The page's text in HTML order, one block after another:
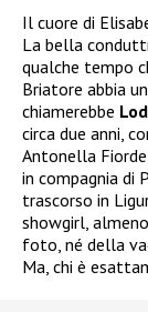
Il cuore di
La bella
qualche tempo
Briatore abbia
chiamerebbe
circa due anni,
Antonella
in compagnia di
trascorso in
showgirl,
foto, né della
Ma, chi è